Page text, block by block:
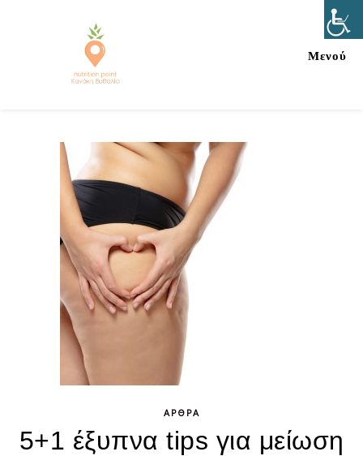
Μενού
ΆΡΘΡΑ
5+1 έξυπνα tips για μείωση